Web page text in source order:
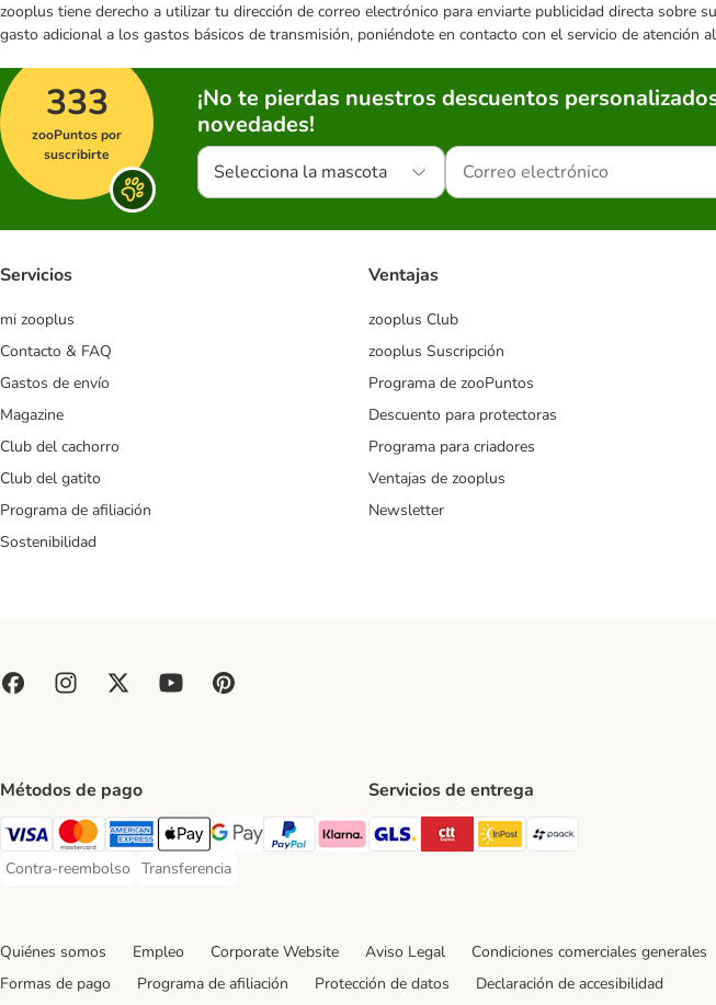
zooplus tiene derecho a utilizar tu dirección de correo electrónico para enviarte publicidad directa
gasto adicional a los gastos básicos de transmisión, poniéndote en contacto con el servicio de atención
333
zooPuntos por
suscribirte
¡No te pierdas nuestros descuentos
novedades!
Selecciona la mascota
Servicios
mi zooplus
Contacto & FAQ
Gastos de envío
Magazine
Club del cachorro
Club del gatito
Programa de afiliación
Sostenibilidad
Ventajas
zooplus Club
zooplus Suscripción
Programa de zooPuntos
Descuento para protectoras
Programa para criadores
Ventajas de zooplus
Newsletter
Métodos de pago
Visa Payment Method
Mastercard Payment Method
American Express Payment Method
Apple Pay Payment Method
Google Pay Payment Method
PayPal Payment Method
Klarna Payment Method
Contra-reembolso
Contra-reembolso Payment Method
Transferencia
Transferencia Payment Method
Servicios de entrega
GLS Shipping Method
CTTExpress Shipping Method
InPost Shipping Method
paack Shipping
Quiénes somos Empleo Corporate Website Aviso Legal Condiciones comerciales generales
Formas de pago
Programa de afiliación Protección de datos Declaración de accesibilidad